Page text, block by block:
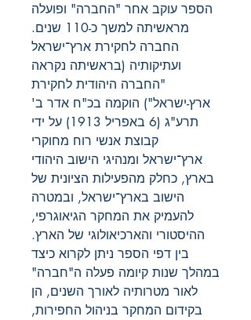
הספר עוקב אחר "החברה" ופועלה
מראשיתה למשך כ-110 שנים.
החברה לחקירת ארץ־ישראל
ועתיקותיה (בראשיתה נקראה
"החברה היהודית לחקירת
ארץ-ישראל") הוקמה בכ"ח אדר ב'
תרע"ג (6 באפריל 1913) על ידי
קבוצת אנשי רוח מחוקרי
ארץ־ישראל ומנהיגי הישוב היהודי
בארץ, כחלק מהפעילות הציונית של
הישוב בארץ־ישראל, ובמטרה
להעמיק את המחקר הגיאוגרפי,
ההיסטורי והארכיאולוגי של הארץ.
בין דפי הספר ניתן לקרוא כיצד
במהלך שנות קיומה פעלה ה"חברה"
לאור מטרותיה לאורך השנים, הן
בקידום המחקר בניהול החפירות,